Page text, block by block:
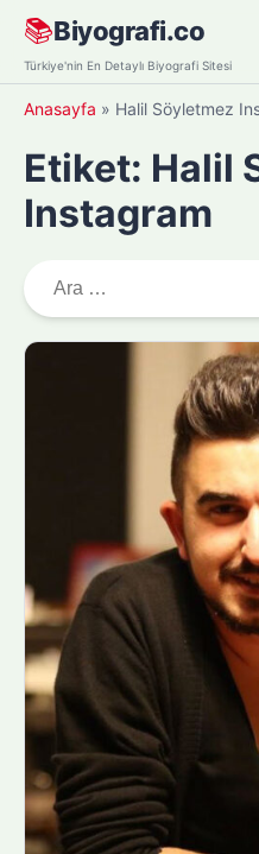
Skip
content
📚Biyografi.co
Türkiye'nin En Detaylı Biyografi Sitesi
Anasayfa » Halil Söyletmez
Etiket: Halil
Instagram
r